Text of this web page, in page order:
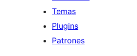
Temas
Plugins
Patrones